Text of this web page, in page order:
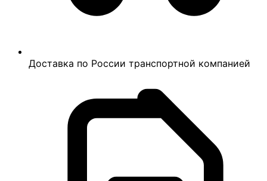
Доставка по России транспортной компанией